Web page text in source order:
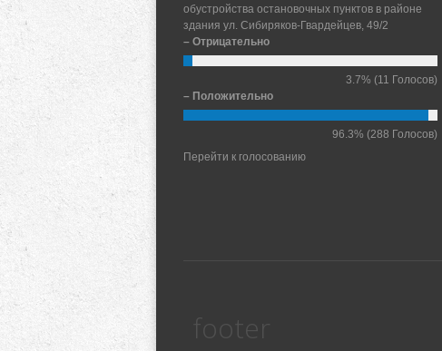
обустройства остановочных пунктов в районе
здания ул. Сибиряков-Гвардейцев, 49/2
– Отрицательно
3.7% (11 Голосов)
– Положительно
96.3% (288 Голосов)
Перейти к голосованию
footer